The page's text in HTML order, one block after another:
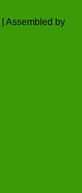
| Assembled by